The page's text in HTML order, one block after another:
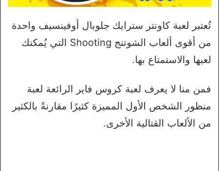
تُعتبر لعبة كاونتر سترايك جلوبال أوفينسيف واحدة
من أقوى ألعاب الشوتنج Shooting التي يُمكنك
لعبها والاستمتاع بها.
فمن منا لا يعرف لعبة كروس فاير الرائعة لعبة
منظور الشخص الأول المميزة كثيرًا مقارنةً بالكثير
من الألعاب القتالية الأخرى.